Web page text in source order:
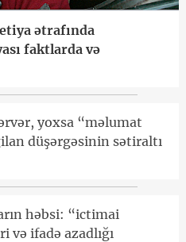
ətrafında
faktlarda və
yoxsa “məlumat
düşərgəsinin sətiraltı
həbsi: “ictimai
və ifadə azadlığı